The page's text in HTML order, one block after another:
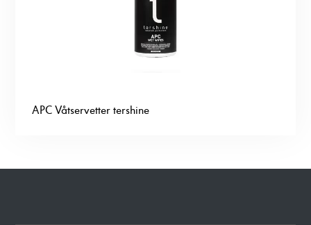
APC Våtservetter tershine